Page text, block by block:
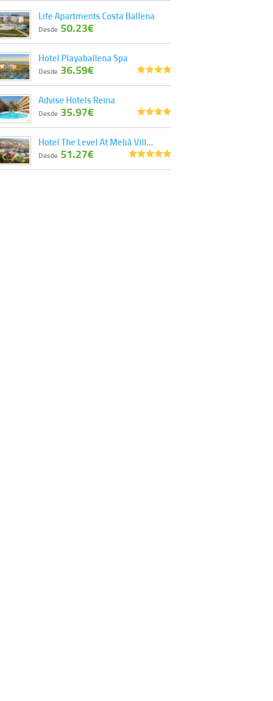
Life Apartments Costa Ballena
Desde 50.23€
Hotel Playaballena Spa
Desde 36.59€
Advise Hotels Reina
Desde 35.97€
Hotel The Level At Meliá Vill…
Desde 51.27€